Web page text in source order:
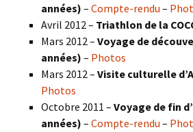
années) – Compte-rendu –
Avril 2012 – Triathlon de la
Mars 2012 – Voyage de
années) – Photos
Mars 2012 – Visite culturelle
Photos
Octobre 2011 – Voyage de fin
années) – Compte-rendu –